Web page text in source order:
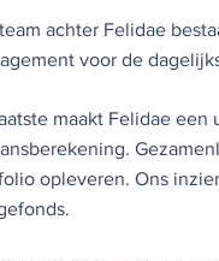
achter Felidae
voor de
maakt Felidae
opleveren.​ Ons